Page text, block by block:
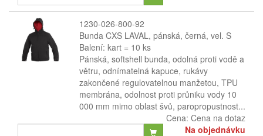
1230-026-800-92
Bunda CXS LAVAL, pánská, černá, vel. S
Balení: kart = 10 ks
Pánská, softshell bunda, odolná proti vodě a
větru, odnímatelná kapuce, rukávy
zakončené regulovatelnou manžetou, TPU
membrána, odolnost proti průniku vody 10
000 mm mimo oblast švů, paropropustnost...
Cena: Cena na dotaz
Na objednávku